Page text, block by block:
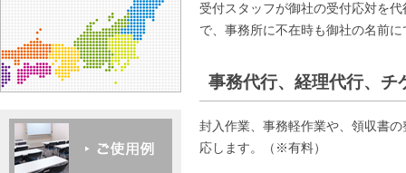
受付スタッフが御社の受付応対を
で、事務所に不在時も御社の名前
事務代行、経理代行、チ
封入作業、事務軽作業や、領収書
応します。（※有料）